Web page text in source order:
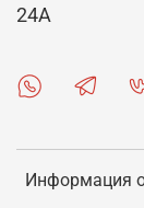
Информация
24А